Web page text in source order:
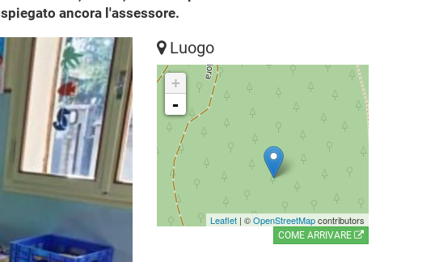
ancora l'assessore.
Luogo
+
-
Leaflet | ©OpenStreetMapcontributors
COME ARRIVARE